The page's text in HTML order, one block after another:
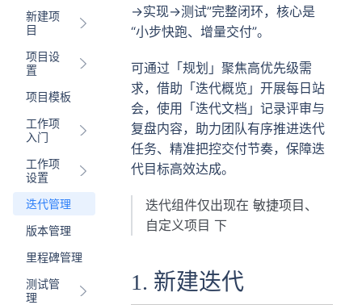
新建项
目
项目设
置
项目模板
工作项
入门
工作项
设置
迭代管理
版本管理
里程碑管理
测试管
理
→实现→测试”完整闭环，核心是
“小步快跑、增量交付”。
可通过「规划」聚焦高优先级需
求，借助「迭代概览」开展每日站
会，使用「迭代文档」记录评审与
复盘内容，助力团队有序推进迭代
任务、精准把控交付节奏，保障迭
代目标高效达成。
迭代组件仅出现在 敏捷项目、
自定义项目 下
1. 新建迭代